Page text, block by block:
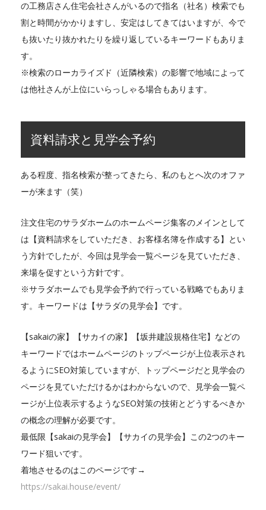
の工務店さん住宅会社さんがいるので指名（社名）検索でも
割と時間がかかりますし、安定はしてきてはいますが、今で
も抜いたり抜かれたりを繰り返しているキーワードもありま
す。
※検索のローカライズド（近隣検索）の影響で地域によって
は他社さんが上位にいらっしゃる場合もあります。
資料請求と見学会予約
ある程度、指名検索が整ってきたら、私のもとへ次のオファ
ーが来ます（笑）
注文住宅のサラダホームのホームページ集客のメインとして
は【資料請求をしていただき、お客様名簿を作成する】とい
う方針でしたが、今回は見学会一覧ページを見ていただき、
来場を促すという方針です。
※サラダホームでも見学会予約で行っている戦略でもありま
す。キーワードは【サラダの見学会】です。
【sakaiの家】【サカイの家】【坂井建設規格住宅】などの
キーワードではホームページのトップページが上位表示され
るようにSEO対策していますが、トップページだと見学会の
ページを見ていただけるかはわからないので、見学会一覧ペ
ージが上位表示するようなSEO対策の技術とどうするべきか
の概念の理解が必要です。
最低限【sakaiの見学会】【サカイの見学会】この2つのキー
ワード狙いです。
着地させるのはこのページです→
https://sakai.house/event/